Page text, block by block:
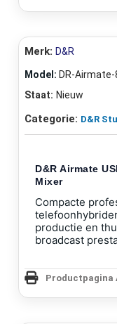
Merk: D&R
Model: DR-Airmate-
Staat: Nieuw
Categorie: D&R
D&R Airmate
Mixer
Compacte
productie en
broadcast
Productpagina